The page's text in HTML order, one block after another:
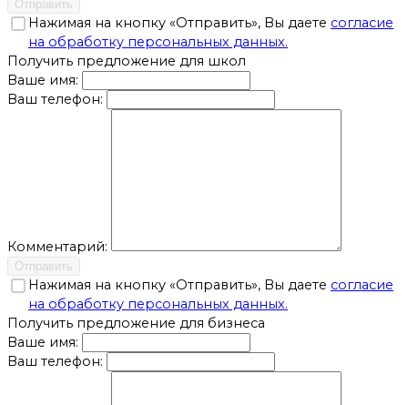
Отправить
Нажимая на кнопку «Отправить», Вы даете согласие
на обработку персональных данных.
Получить предложение для школ
Ваше имя:
Ваш телефон:
Комментарий:
Отправить
Нажимая на кнопку «Отправить», Вы даете согласие
на обработку персональных данных.
Получить предложение для бизнеса
Ваше имя:
Ваш телефон: